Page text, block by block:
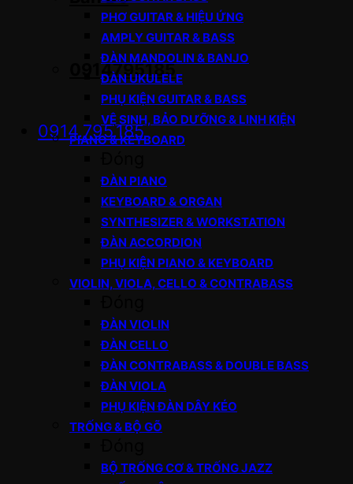
0914795185
0914.795.185
PHƠ GUITAR & HIỆU ỨNG
AMPLY GUITAR & BASS
ĐÀN MANDOLIN & BANJO
ĐÀN UKULELE
PHỤ KIỆN GUITAR & BASS
VỆ SINH, BẢO DƯỠNG & LINH KIỆN
PIANO & KEYBOARD
ĐÀN PIANO
KEYBOARD & ORGAN
SYNTHESIZER & WORKSTATION
ĐÀN ACCORDION
PHỤ KIỆN PIANO & KEYBOARD
VIOLIN, VIOLA, CELLO & CONTRABASS
ĐÀN VIOLIN
ĐÀN CELLO
ĐÀN CONTRABASS & DOUBLE BASS
ĐÀN VIOLA
PHỤ KIỆN ĐÀN DÂY KÉO
TRỐNG & BỘ GÕ
BỘ TRỐNG CƠ & TRỐNG JAZZ